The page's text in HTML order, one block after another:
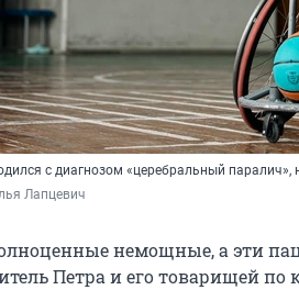
с диагнозом «церебральный
Лапцевич
немощные, а эти
Петра и его товарищей по